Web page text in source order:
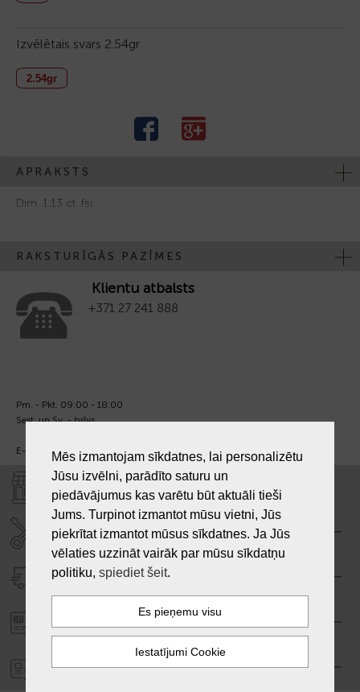
Izvēlētais svars 2.54gr
2.54gr
APRAKSTS
Dim. 1.13 ct. fsi.
RAKSTURĪGĀS PAZĪMES
Klientu atbalsts
+371 27 241 888
Pm. - Pkt. 09:00 - 18:00
Sest. un Sv. - brīvs.
E-pasts:info@laiksjewellery.lv
VEIKALI "LAIKS"
SERVISA CENTRS "LAIKS"
PIEGĀDE
PASŪTĪJUMA APMAKSA
GARANTIJA
Mēs izmantojam sīkdatnes, lai personalizētu
Jūsu izvēlni, parādīto saturu un
piedāvājumus kas varētu būt aktuāli tieši
Jums. Turpinot izmantot mūsu vietni, Jūs
piekrītat izmantot mūsus sīkdatnes. Ja Jūs
vēlaties uzzināt vairāk par mūsu sīkdatņu
politiku, spiediet šeit.